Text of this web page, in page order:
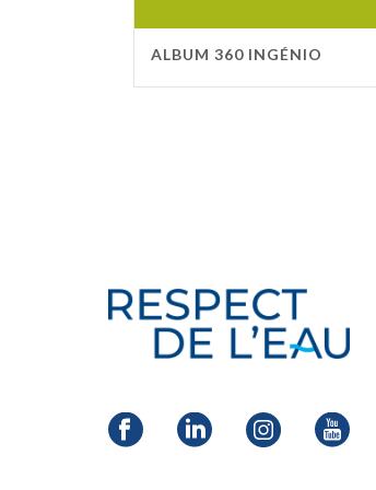
ALBUM 360 INGÉNIO